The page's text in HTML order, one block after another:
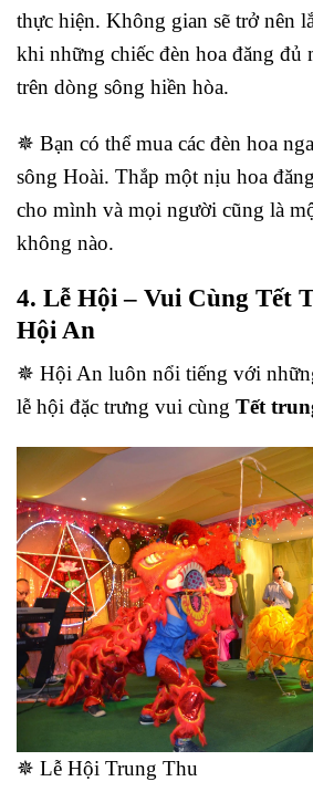
thực hiện. Không gian sẽ trở nên
khi những chiếc đèn hoa đăng đủ
trên dòng sông hiền hòa.
✵ Bạn có thể mua các đèn hoa
sông Hoài. Thắp một nịu hoa
cho mình và mọi người cũng là
không nào.
4. Lễ Hội – Vui Cùng Tết
Hội An
✵ Hội An luôn nổi tiếng với
lễ hội đặc trưng vui cùng Tết
✵ Lễ Hội Trung Thu